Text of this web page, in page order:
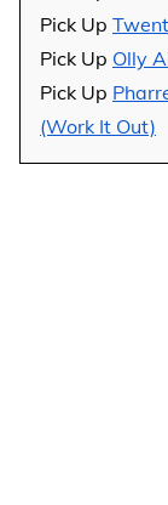
Pick Up
Pick Up Olly
Pick Up
(Work It Out)